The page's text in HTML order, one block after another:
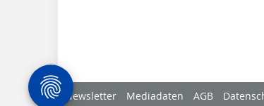
Newsletter Mediadaten AGB